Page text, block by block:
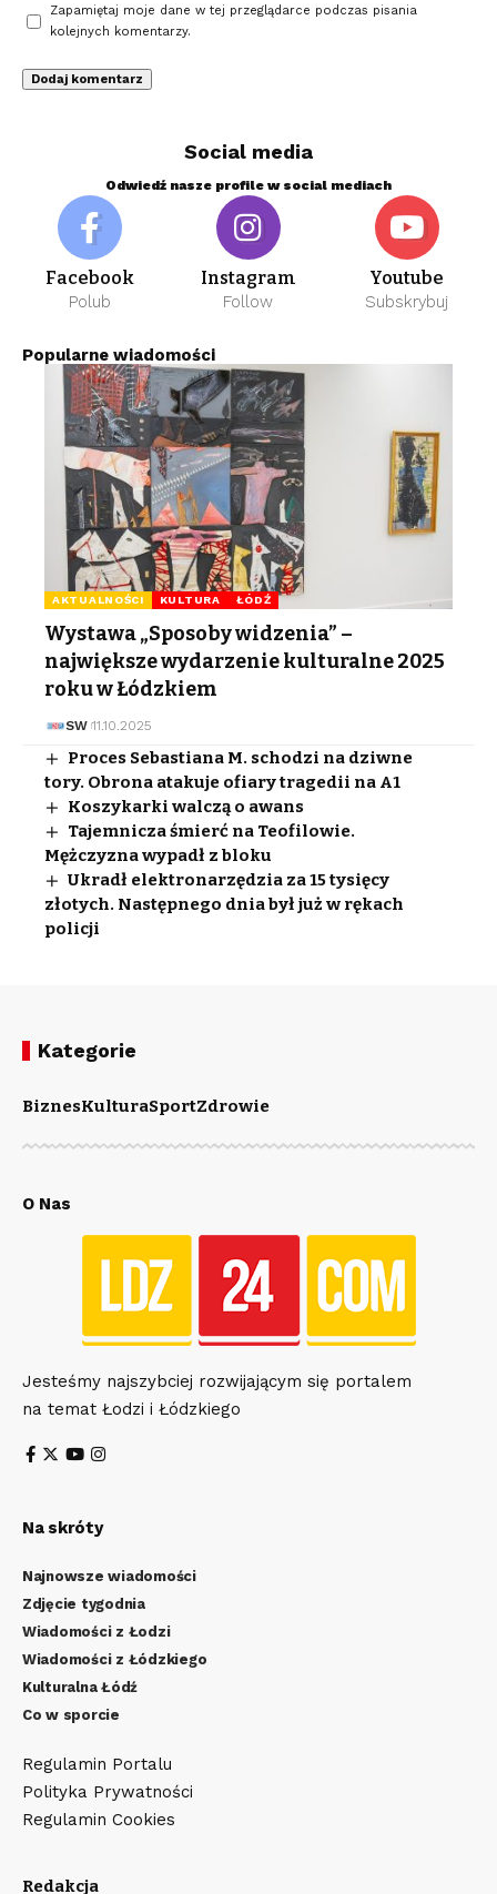
Zapamiętaj moje dane w tej przeglądarce podczas pisania
kolejnych komentarzy.
Social media
Odwiedź nasze profile w social mediach
Facebook
Polub
Instagram
Follow
Youtube
Subskrybuj
Popularne wiadomości
AKTUALNOŚCI KULTURA ŁÓDŹ
Wystawa „Sposoby widzenia” –
największe wydarzenie kulturalne 2025
roku w Łódzkiem
SW 11.10.2025
Proces Sebastiana M. schodzi na dziwne
tory. Obrona atakuje ofiary tragedii na A1
Koszykarki walczą o awans
Tajemnicza śmierć na Teofilowie.
Mężczyzna wypadł z bloku
Ukradł elektronarzędzia za 15 tysięcy
złotych. Następnego dnia był już w rękach
policji
Kategorie
BiznesKulturaSportZdrowie
O Nas
Jesteśmy najszybciej rozwijającym się portalem
na temat Łodzi i Łódzkiego
Na skróty
Najnowsze wiadomości
Zdjęcie tygodnia
Wiadomości z Łodzi
Wiadomości z Łódzkiego
Kulturalna Łódź
Co w sporcie
Regulamin Portalu
Polityka Prywatności
Regulamin Cookies
Redakcja